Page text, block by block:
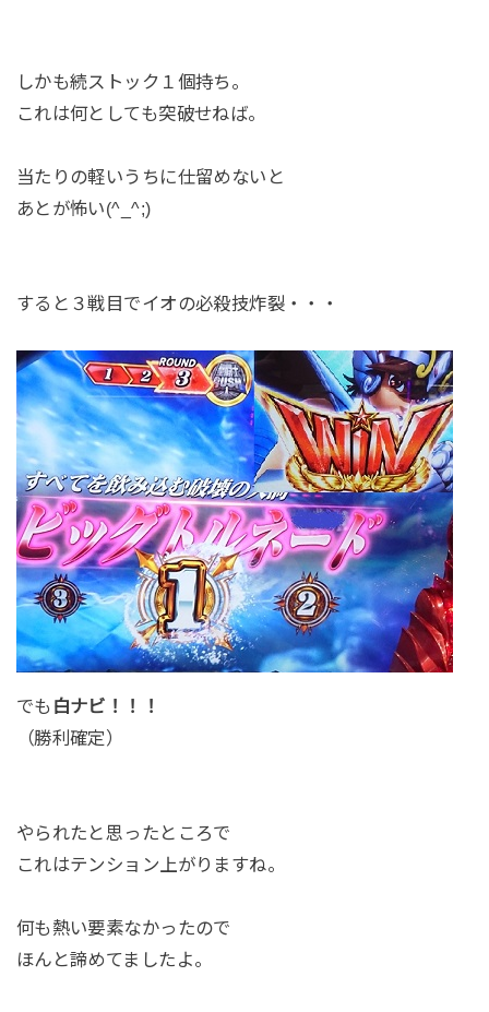
しかも続ストック１個持ち。
これは何としても突破せねば。
当たりの軽いうちに仕留めないと
あとが怖い(^_^;)
すると３戦目でイオの必殺技炸裂・・・
でも 白ナビ！！！
（勝利確定）
やられたと思ったところで
これはテンション上がりますね。
何も熱い要素なかったので
ほんと諦めてましたよ。